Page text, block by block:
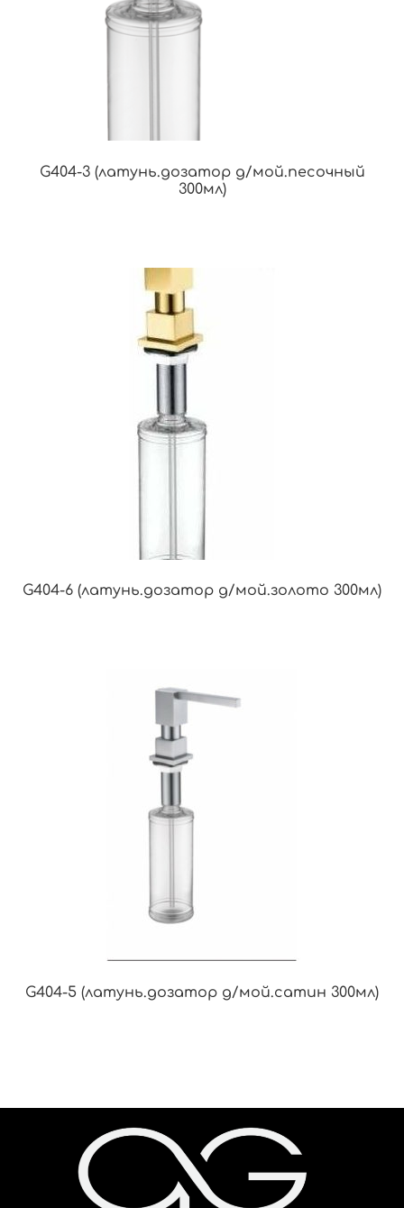
G404-3 (латунь.дозатор д/мой.песочный
300мл)
G404-6 (латунь.дозатор д/мой.золото 300мл)
G404-5 (латунь.дозатор д/мой.сатин 300мл)